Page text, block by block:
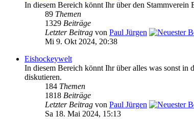
In diesem Bereich könnt Ihr über den Stammverein
89 Themen
1329 Beiträge
Letzter Beitrag von Paul Jürgen
Mi 9. Okt 2024, 20:38
Eishockeywelt
In diesem Bereich könnt Ihr über alles was sonst
diskutieren.
184 Themen
1818 Beiträge
Letzter Beitrag von Paul Jürgen
Sa 18. Mai 2024, 15:13